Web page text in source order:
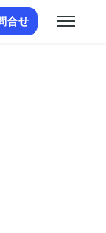
合せ